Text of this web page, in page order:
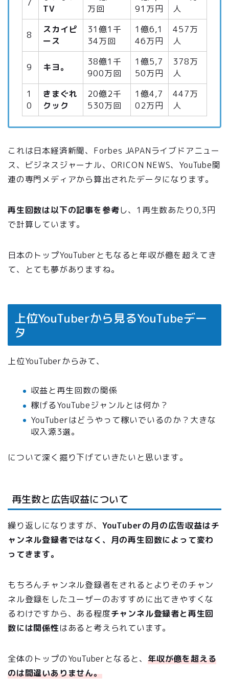
7
TV
万回
91万円
人
8
スカイピ
ース
31億1千
34万回
1億6,1
46万円
457万
人
9 キヨ。
38億1千
900万回
1億5,7
50万円
378万
人
1
0
きまぐれ
クック
20億2千
530万回
1億4,7
02万円
447万
人
これは日本経済新聞、Forbes JAPANライブドアニュー
ス、ビジネスジャーナル、ORICON NEWS、YouTube関
連の専門メディアから算出されたデータになります。
再生回数は以下の記事を参考し、1再生数あたり0,3円
で計算しています。
日本のトップYouTuberともなると年収が億を超えてき
て、とても夢がありますね。
上位YouTuberから見るYouTubeデー
タ
上位YouTuberからみて、
収益と再生回数の関係
稼げるYouTubeジャンルとは何か？
YouTuberはどうやって稼いでいるのか？大きな
収入源3選。
について深く掘り下げていきたいと思います。
再生数と広告収益について
繰り返しになりますが、 YouTuberの月の広告収益はチ
ャンネル登録者ではなく、月の再生回数によって変わ
ってきます。
もちろんチャンネル登録者をされるとよりそのチャン
ネル登録をしたユーザーのおすすめに出てきやすくな
るわけですから、ある程度チャンネル登録者と再生回
数には関係性はあると考えられています。
全体のトップのYouTuberとなると、 年収が億を超える
のは間違いありません。